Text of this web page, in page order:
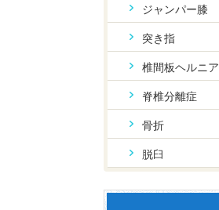
ジャンパー膝
突き指
椎間板ヘルニア
脊椎分離症
骨折
脱臼